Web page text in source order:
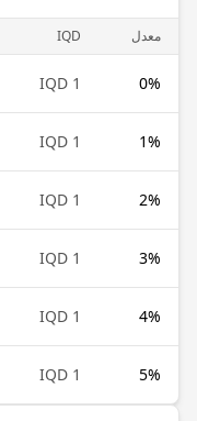
معدل IQD
0%
1 IQD
1%
1 IQD
2%
1 IQD
3%
1 IQD
4%
1 IQD
5%
1 IQD